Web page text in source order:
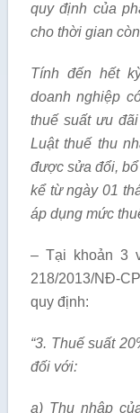
quy định của
cho thời gian
Tính đến hết
doanh nghiệp
thuếsuất ưu đãi
Luật thuế thu
được sửa đổi,
kể từ ngày 01
áp dụng mức
– Tại khoản 3
218/2013/NĐ-
quy định:
“3. Thuế suất
đối với:
a) Thu nhập